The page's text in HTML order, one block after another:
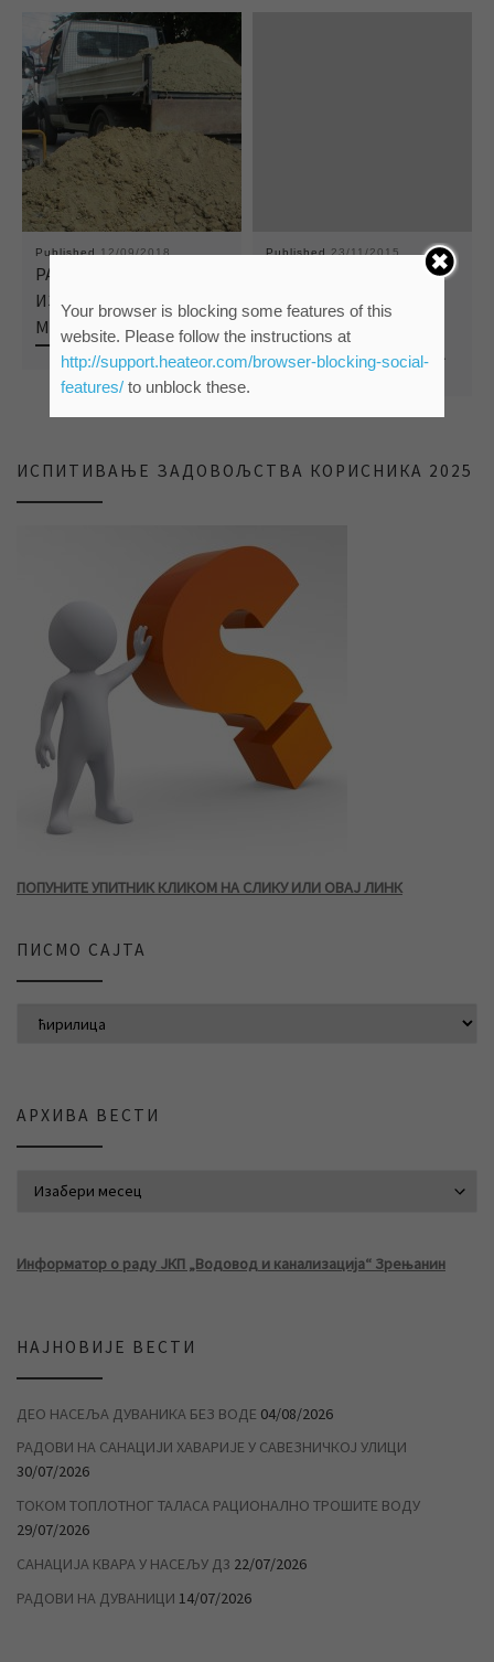
Published12/09/2018
РАДОВИ НА
ИЗВОРИШТУ У
МЕЛЕНЦИМА
Published23/11/2015
НОРМАЛИЗАЦИЈА
ВОДОСНАБДЕВАЊА У
НАРЕДНИХ ПОЛА САТА
ИСПИТИВАЊЕ ЗАДОВОЉСТВА КОРИСНИКА 2025
ПОПУНИТЕ УПИТНИК КЛИКОМ НА СЛИКУ ИЛИ ОВАЈ ЛИНК
ПИСМО САЈТА
АРХИВА ВЕСТИ
Информатор о раду ЈКП „Водовод и канализација“ Зрењанин
НАЈНОВИЈЕ ВЕСТИ
ДЕО НАСЕЉА ДУВАНИКА БЕЗ ВОДЕ 04/08/2026
РАДОВИ НА САНАЦИЈИ ХАВАРИЈЕ У САВЕЗНИЧКОЈ УЛИЦИ
30/07/2026
ТОКОМ ТОПЛОТНОГ ТАЛАСА РАЦИОНАЛНО ТРОШИТЕ ВОДУ
29/07/2026
САНАЦИЈА КВАРА У НАСЕЉУ Д3 22/07/2026
РАДОВИ НА ДУВАНИЦИ 14/07/2026
Your browser is blocking some features of this
website. Please follow the instructions at
http://support.heateor.com/browser-blocking-social-
features/to unblock these.